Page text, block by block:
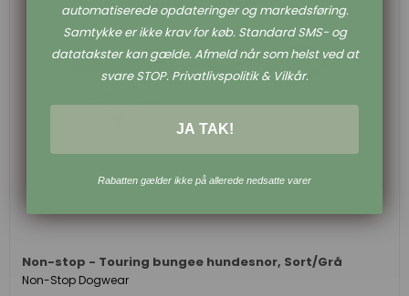
Non-stop - Touring bungee hundesnor, Sort/Grå
Non-Stop Dogwear
automatiserede opdateringer og markedsføring.
Samtykke er ikke krav for køb. Standard SMS- og
datatakster kan gælde. Afmeld når som helst ved at
svare STOP. Privatlivspolitik & Vilkår.
JA TAK!
Rabatten gælder ikke på allerede nedsatte varer